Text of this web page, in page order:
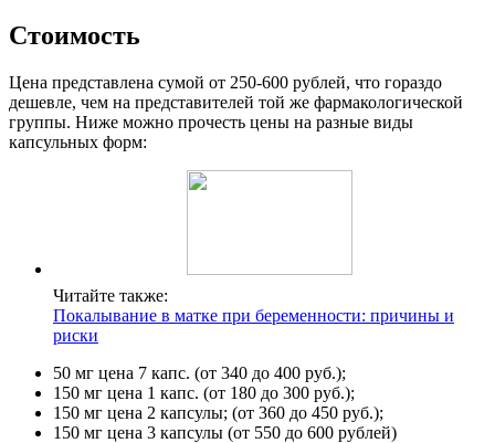
Стоимость
Цена представлена сумой от 250-600 рублей, что гораздо
дешевле, чем на представителей той же фармакологической
группы. Ниже можно прочесть цены на разные виды
капсульных форм:
Читайте также:
Покалывание в матке при беременности: причины и
риски
50 мг цена 7 капс. (от 340 до 400 руб.);
150 мг цена 1 капс. (от 180 до 300 руб.);
150 мг цена 2 капсулы; (от 360 до 450 руб.);
150 мг цена 3 капсулы (от 550 до 600 рублей)